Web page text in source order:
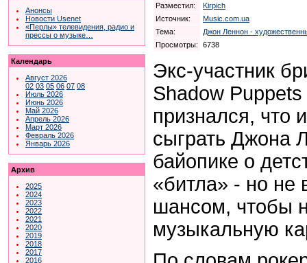
Анонсы
Новости Usenet
«Перлы» телевидения, радио и
прессы о музыке…
Календарь
Август 2026
02 03 05 06 07 08
Июль 2026
Июнь 2026
Май 2026
Апрель 2026
Март 2026
Февраль 2026
Январь 2026
Архив
2025
2024
2023
2022
2021
2020
2019
2018
2017
2016
Разместил:
Kirpich
Источник:
Music.com.ua
Тема:
Джон Леннон -
Просмотры:
6738
Экс-участник
Shadow
признался, что
сыграть Джона
байопике о
«битла» - но не
шансом, чтобы
музыкальную